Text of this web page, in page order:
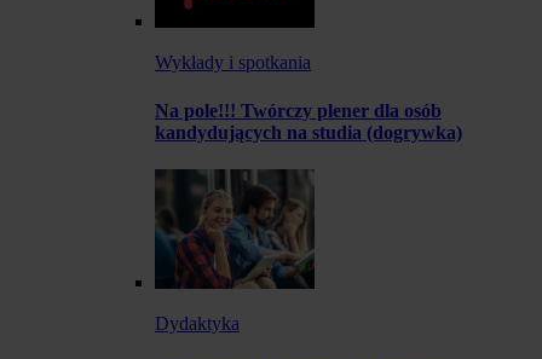
Wykłady i spotkania
Na pole!!! Twórczy plener dla osób
kandydujących na studia (dogrywka)
Dydaktyka